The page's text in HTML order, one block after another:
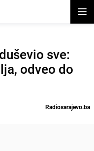
sve:
odveo do
Radiosarajevo.ba